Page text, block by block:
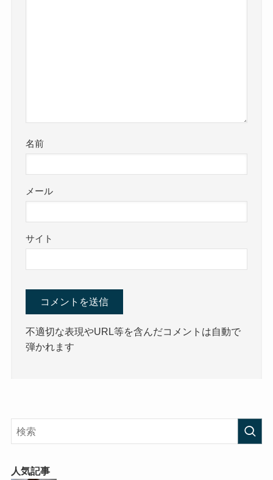
名前
メール
サイト
不適切な表現やURL等を含んだコメントは自動で
弾かれます
人気記事